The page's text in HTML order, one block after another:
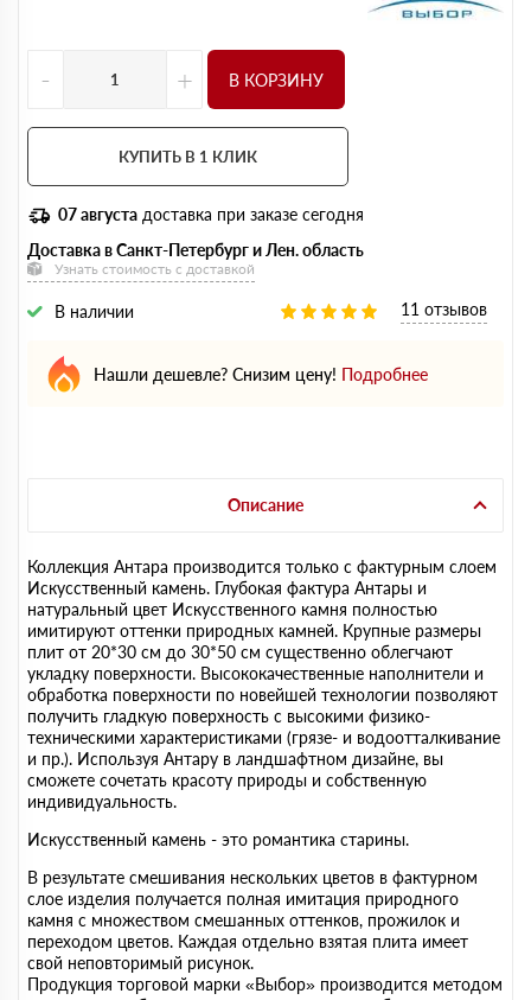
- + В КОРЗИНУ
КУПИТЬ В 1 КЛИК
07 августа доставка при заказе сегодня
Доставка в Санкт-Петербург и Лен. область
Узнать стоимость с доставкой
В наличии 11 отзывов
Нашли дешевле? Снизим цену! Подробнее
Описание
Коллекция Антара производится только с фактурным слоем
Искусственный камень. Глубокая фактура Антары и
натуральный цвет Искусственного камня полностью
имитируют оттенки природных камней. Крупные размеры
плит от 20*30 см до 30*50 см существенно облегчают
укладку поверхности. Высококачественные наполнители и
обработка поверхности по новейшей технологии позволяют
получить гладкую поверхность с высокими физико-
техническими характеристиками (грязе- и водоотталкивание
и пр.). Используя Антару в ландшафтном дизайне, вы
сможете сочетать красоту природы и собственную
индивидуальность.
Искусственный камень - это романтика старины.
В результате смешивания нескольких цветов в фактурном
слое изделия получается полная имитация природного
камня с множеством смешанных оттенков, прожилок и
переходом цветов. Каждая отдельно взятая плита имеет
свой неповторимый рисунок.
Продукция торговой марки «Выбор» производится методом